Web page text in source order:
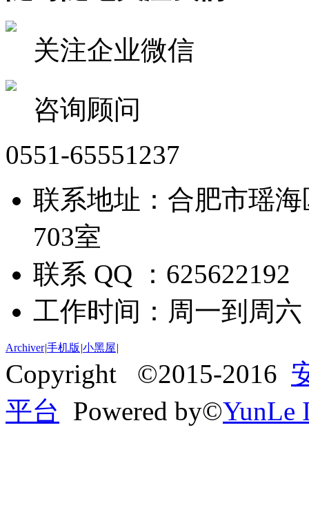
关注企业微信
咨询顾问
0551-65551237
联系地址：合肥市瑶
703室
联系 QQ ：
工作时间：周一到周六
Archiver|手机版 |小黑屋|
Copyright ©2015-2016
平台 Powered by©YunLe